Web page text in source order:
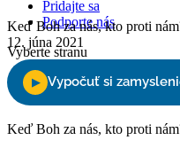
Pridajte sa
Podporte nás
Vyberte stranu
Keď Boh za nás, kto proti
12. júna 2021
Keď Boh za nás, kto proti